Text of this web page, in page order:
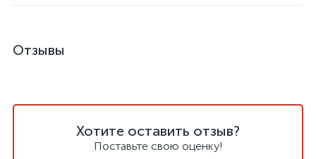
Отзывы
Хотите оставить отзыв?
Поставьте свою оценку!